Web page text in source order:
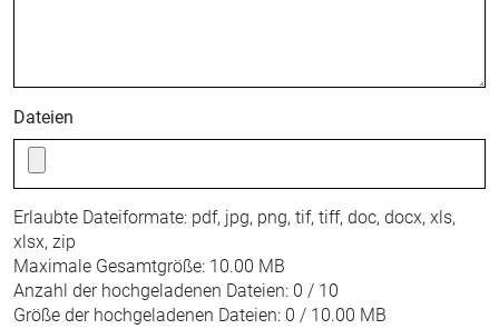
Dateien
Erlaubte Dateiformate: pdf, jpg, png, tif, tiff, doc, docx, xls,
xlsx, zip
Maximale Gesamtgröße: 10.00 MB
Anzahl der hochgeladenen Dateien: 0 / 10
Größe der hochgeladenen Dateien: 0 / 10.00 MB